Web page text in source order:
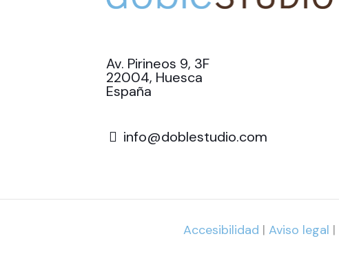
Av. Pirineos 9, 3F
22004, Huesca
España
info@doblestudio.com
Accesibilidad | Aviso legal |